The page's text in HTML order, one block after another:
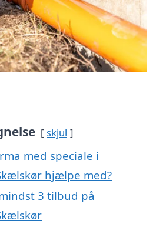
skjul
med speciale i
hjælpe med?
3 tilbud på